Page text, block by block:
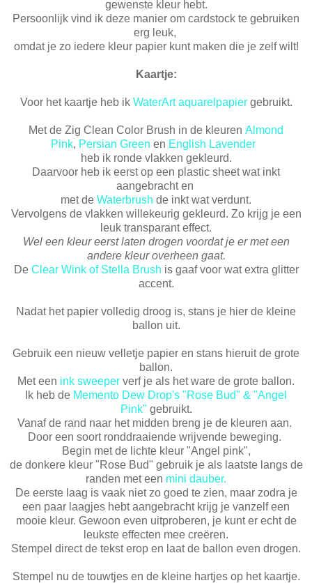
gewenste kleur hebt.
Persoonlijk vind ik deze manier om cardstock te gebruiken
erg leuk,
omdat je zo iedere kleur papier kunt maken die je zelf wilt!
Kaartje:
Voor het kaartje heb ik WaterArt aquarelpapiergebruikt.
Met de Zig Clean Color Brush in de kleuren Almond
Pink, Persian Green en English Lavender
heb ik ronde vlakken gekleurd.
Daarvoor heb ik eerst op een plastic sheet wat inkt
aangebracht en
met de Waterbrush de inkt wat verdunt.
Vervolgens de vlakken willekeurig gekleurd. Zo krijg je een
leuk transparant effect.
Wel een kleur eerst laten drogen voordat je er met een
andere kleur overheen gaat.
De Clear Wink of Stella Brush is gaaf voor wat extra glitter
accent.
Nadat het papier volledig droog is, stans je hier de kleine
ballon uit.
Gebruik een nieuw velletje papier en stans hieruit de grote
ballon.
Met een ink sweeper verf je als het ware de grote ballon.
Ik heb de Memento Dew Drop's "Rose Bud" & "Angel
Pink" gebruikt.
Vanaf de rand naar het midden breng je de kleuren aan.
Door een soort ronddraaiende wrijvende beweging.
Begin met de lichte kleur "Angel pink",
de donkere kleur "Rose Bud" gebruik je als laatste langs de
randen met een mini dauber.
De eerste laag is vaak niet zo goed te zien, maar zodra je
een paar laagjes hebt aangebracht krijg je vanzelf een
mooie kleur. Gewoon even uitproberen, je kunt er echt de
leukste effecten mee creëren.
Stempel direct de tekst erop en laat de ballon even drogen.
Stempel nu de touwtjes en de kleine hartjes op het kaartje.